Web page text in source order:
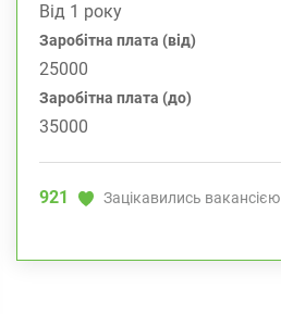
Від 1 року
Заробітна плата (від)
25000
Заробітна плата (до)
35000
921 Зацікавились вакансією